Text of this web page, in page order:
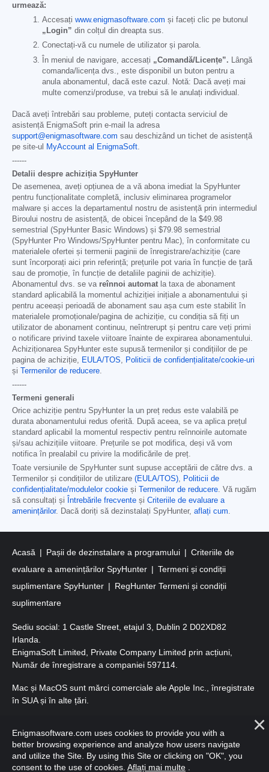
urmează:
Accesați www.enigmasoftware.com și faceți clic pe butonul
„Login” din colțul din dreapta sus.
Conectați-vă cu numele de utilizator și parola.
În meniul de navigare, accesați „Comandă/Licențe”. Lângă
comanda/licența dvs., este disponibil un buton pentru a
anula abonamentul, dacă este cazul. Notă: Dacă aveți mai
multe comenzi/produse, va trebui să le anulați individual.
Dacă aveți întrebări sau probleme, puteți contacta serviciul de
asistență EnigmaSoft prin e-mail la adresa
support@enigmasoftware.com sau deschizând un tichet de asistență
pe site-ul
MyAccount al EnigmaSoft
------
Detalii despre achiziția SpyHunter
De asemenea, aveți opțiunea de a vă abona imediat la SpyHunter
pentru funcționalitate completă, inclusiv eliminarea programelor
malware și acces la departamentul nostru de asistență prin intermediul
Biroului nostru de asistență, de obicei începând de la $49.98
semestrial (SpyHunter Basic Windows) și $79.98 semestrial
(SpyHunter Pro Windows/SpyHunter pentru Mac), în conformitate cu
materialele ofertei și termenii paginii de înregistrare/achiziție (care
sunt încorporați aici prin referință; prețurile pot varia în funcție de țară
sau de promoție, în funcție de detaliile paginii de achiziție).
Abonamentul dvs. se va reînnoi automat la taxa de abonament
standard aplicabilă la momentul achiziției inițiale a abonamentului și
pentru aceeași perioadă de abonament sau așa cum este stabilit în
materialele promoționale/pagina de achiziție, cu condiția să fiți un
utilizator de abonament continuu, neîntrerupt și pentru care veți primi
o notificare privind taxele viitoare înainte de expirarea abonamentului.
Achiziționarea SpyHunter este supusă termenilor și condițiilor de pe
pagina de achiziție,
EULA/TOS
Politicii de confidențialitate/cookie-uri
și Termenilor de reducere
------
Termeni generali
Orice achiziție pentru SpyHunter la un preț redus este valabilă pe
durata abonamentului redus oferită. După aceea, se va aplica prețul
standard aplicabil la momentul respectiv pentru reînnoirile automate
și/sau achizițiile viitoare. Prețurile se pot modifica, deși vă vom
notifica în prealabil cu privire la modificările de preț.
Toate versiunile de SpyHunter sunt supuse acceptării de către dvs. a
Termenilor și condițiilor de utilizare (EULA/TOS)
Politicii de
confidențialitate/modulelor cookie și Termenilor de reducere . Vă rugăm
să consultați și
Întrebările frecvente și Criteriile de evaluare a
amenințărilor. Dacă doriți să dezinstalați SpyHunter, aflați cum
Acasă Pașii de dezinstalare a programului
Criteriile de
evaluare a amenințărilor SpyHunter
Termeni și condiții
suplimentare SpyHunter
RegHunter Termeni și condiții
suplimentare
Sediu social: 1 Castle Street, etajul 3, Dublin 2 D02XD82
Irlanda.
EnigmaSoft Limited, Private Company Limited prin acțiuni,
Număr de înregistrare a companiei 597114.
Mac și MacOS sunt mărci comerciale ale Apple Inc., înregistrate
în SUA și în alte țări.
rezervate.
Enigmasoftware.com uses cookies to provide you with a
better browsing experience and analyze how users navigate
and utilize the Site. By using this Site or clicking on "OK", you
consent to the use of cookies. Aflați mai multe